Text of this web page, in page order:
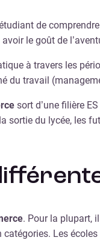
de
le goût de
à travers les
du travail
sort d’une filière
sortie du lycée, les
. Pour la plupart,
Les